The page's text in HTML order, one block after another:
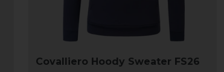
Covalliero Hoody Sweater FS26